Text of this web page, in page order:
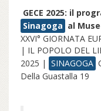
GECE 2025: il
Sinagoga al
XXVI° GIORNATA
| IL POPOLO DEL
2025 | SINAGOGA
Della Guastalla 19